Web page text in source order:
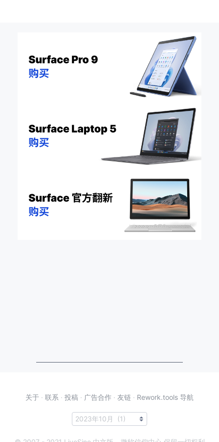
关于 · 联系 · 投稿 · 广告合作 · 友链 · Rework.tools 导航